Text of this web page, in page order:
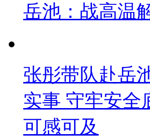
岳池：战高温
张彤带队赴岳
实事 守牢安全
可感可及